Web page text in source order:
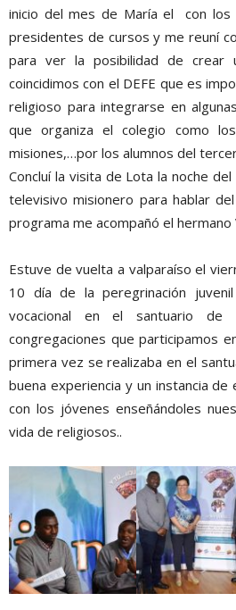
inicio del mes de María el con los
presidentes de cursos y me reuní
para ver la posibilidad de crear
coincidimos con el DEFE que es
religioso para integrarse en
que organiza el colegio como
misiones,…por los alumnos del
Concluí la visita de Lota la noche
televisivo misionero para hablar
programa me acompañó el hermano
Estuve de vuelta a valparaíso el
10 día de la peregrinación
vocacional en el santuario de
congregaciones que participamos
primera vez se realizaba en el
buena experiencia y un instancia
con los jóvenes enseñándoles
vida de religiosos..